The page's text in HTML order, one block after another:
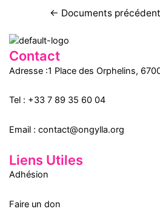
Navigation
l’article
← Documents précédent
Contact
Adresse :1 Place des Orphelins,
Tel : +33 7 89 35 60 04
Email : contact@ongylla.org
Liens Utiles
Adhésion
Faire un don